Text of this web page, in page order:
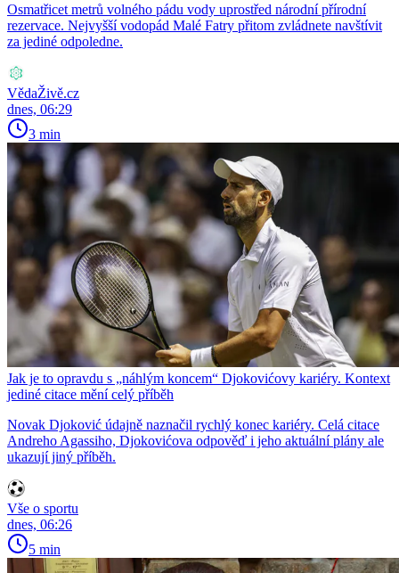
Osmatřicet metrů volného pádu vody uprostřed národní přírodní
rezervace. Nejvyšší vodopád Malé Fatry přitom zvládnete navštívit
za jediné odpoledne.
VědaŽivě.cz
dnes, 06:29
3 min
Jak je to opravdu s „náhlým koncem“ Djokovićovy kariéry. Kontext
jediné citace mění celý příběh
Novak Djoković údajně naznačil rychlý konec kariéry. Celá citace
Andreho Agassiho, Djokovićova odpověď i jeho aktuální plány ale
ukazují jiný příběh.
Vše o sportu
dnes, 06:26
5 min